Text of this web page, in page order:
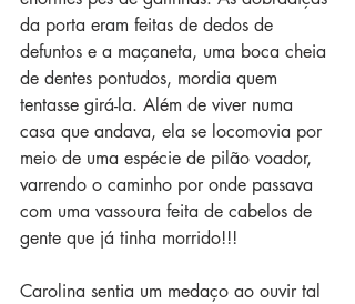
da porta eram feitas de dedos de
defuntos e a maçaneta, uma boca cheia
de dentes pontudos, mordia quem
tentasse girá-la. Além de viver numa
casa que andava, ela se locomovia por
meio de uma espécie de pilão voador,
varrendo o caminho por onde passava
com uma vassoura feita de cabelos de
gente que já tinha morrido!!!
Carolina sentia um medaço ao ouvir tal